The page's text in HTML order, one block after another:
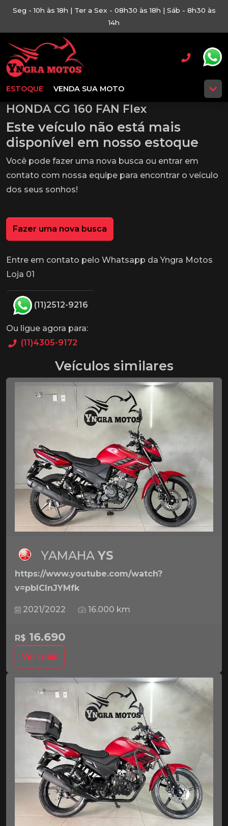
Seg - 10h às 18h | Ter a Sex - 08h30 às 18h | Sáb - 8h30 às
14h
ESTOQUE VENDA SUA MOTO
HONDA CG 160 FAN Flex
Este veículo não está mais
disponível em nosso estoque
Você pode fazer uma nova busca ou entrar em
contato com nossa equipe para encontrar o veículo
dos seus sonhos!
Fazer uma nova busca
Entre em contato pelo Whatsapp da Yngra Motos
Loja 01
(11)2512-9216
Ou ligue agora para:
(11)4305-9172
Veículos similares
YAMAHA YS
https://www.youtube.com/watch?
v=pbICInJYMfk
2021/2022 16.000 km
R$ 16.690
Ver mais